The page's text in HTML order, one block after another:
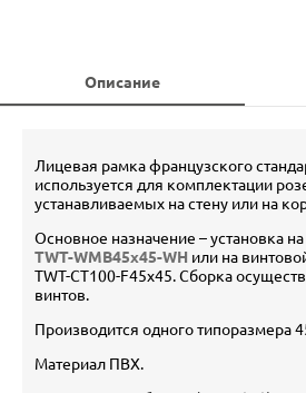
Описание
Лицевая рамка французского
используется для комплектации
устанавливаемых на стену или на
Основное назначение – установка
TWT-WMB45x45-WH или на
TWT-CT100-F45x45. Сборка
винтов.
Производится одного типоразмера
Материал ПВХ.